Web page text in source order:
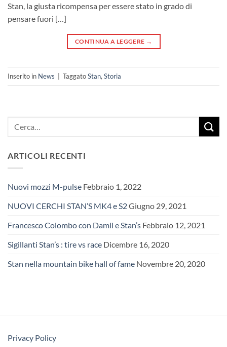
Stan, la giusta ricompensa per essere stato in grado di
pensare fuori […]
CONTINUA A LEGGERE →
Inserito in News TaggatoStan,Storia
ARTICOLI RECENTI
Nuovi mozzi M-pulse Febbraio 1, 2022
NUOVI CERCHI STAN’S MK4 e S2Giugno 29, 2021
Francesco Colombo con Damil e Stan’s Febbraio 12, 2021
Sigillanti Stan’s : tire vs race Dicembre 16, 2020
Stan nella mountain bike hall of fame Novembre 20, 2020
Privacy Policy